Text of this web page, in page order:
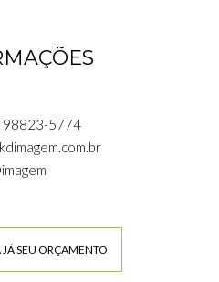
98823-5774
SEU ORÇAMENTO